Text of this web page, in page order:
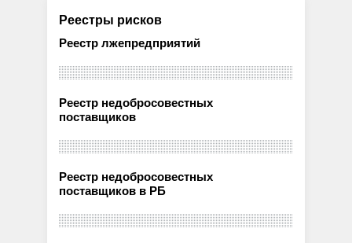
Реестры рисков
Реестр лжепредприятий
Реестр недобросовестных
поставщиков
Реестр недобросовестных
поставщиков в РБ